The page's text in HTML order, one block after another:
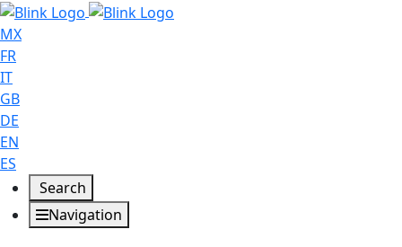
MX
FR
IT
GB
DE
EN
ES
Search
Navigation